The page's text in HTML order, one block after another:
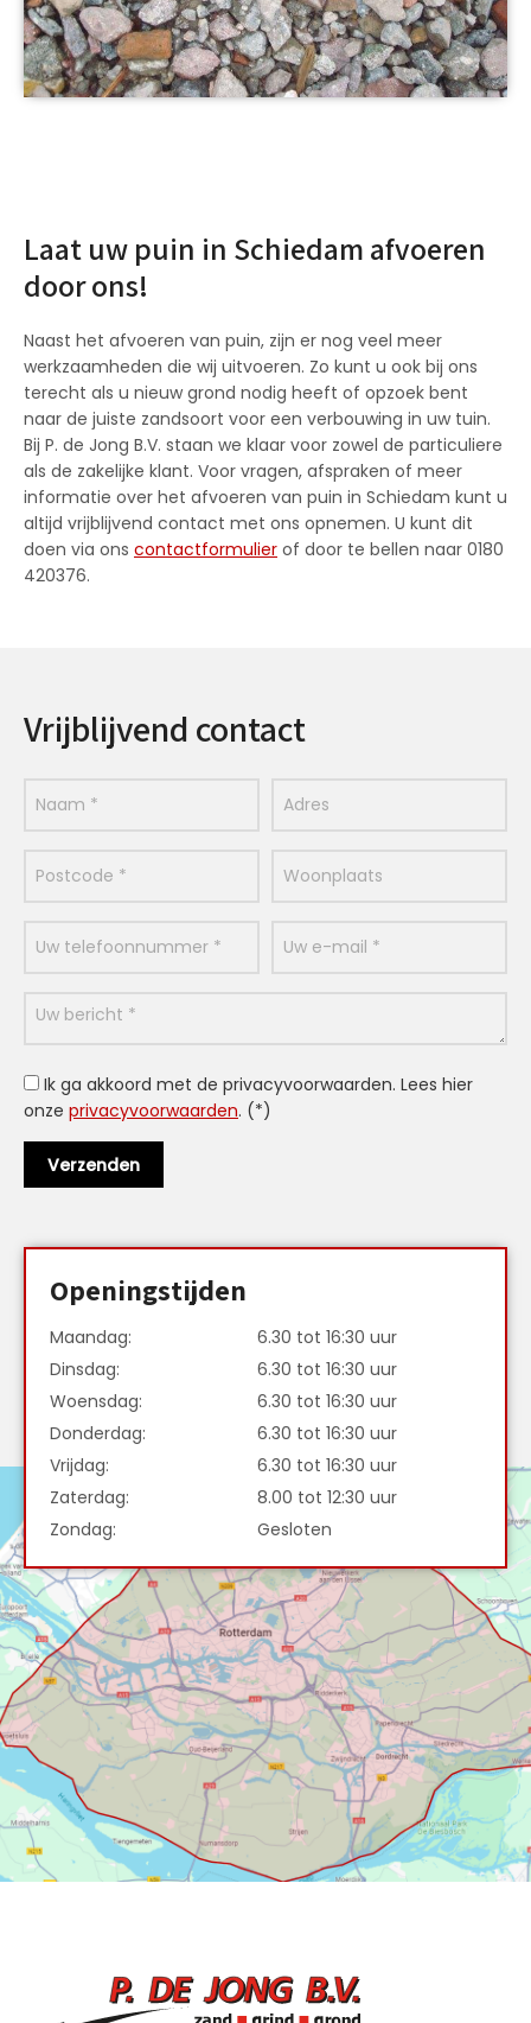
Laat uw puin in Schiedam afvoeren
door ons!
Naast het afvoeren van puin, zijn er nog veel meer
werkzaamheden die wij uitvoeren. Zo kunt u ook bij ons
terecht als u nieuw grond nodig heeft of opzoek bent
naar de juiste zandsoort voor een verbouwing in uw tuin.
Bij P. de Jong B.V. staan we klaar voor zowel de particuliere
als de zakelijke klant. Voor vragen, afspraken of meer
informatie over het afvoeren van puin in Schiedam kunt u
altijd vrijblijvend contact met ons opnemen. U kunt dit
doen via ons contactformulier of door te bellen naar 0180
420376.
Vrijblijvend contact
Ik ga akkoord met de privacyvoorwaarden. Lees hier
onze privacyvoorwaarden. (*)
Openingstijden
Maandag:
6.30 tot 16:30 uur
Dinsdag:
6.30 tot 16:30 uur
Woensdag:
6.30 tot 16:30 uur
Donderdag:
6.30 tot 16:30 uur
Vrijdag:
6.30 tot 16:30 uur
Zaterdag:
8.00 tot 12:30 uur
Zondag:
Gesloten